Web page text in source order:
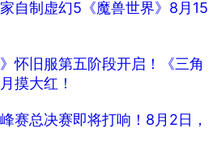
自制虚幻5《魔兽世界》8月15
怀旧服第五阶段开启！《三角
摸大红！
赛总决赛即将打响！8月2日，